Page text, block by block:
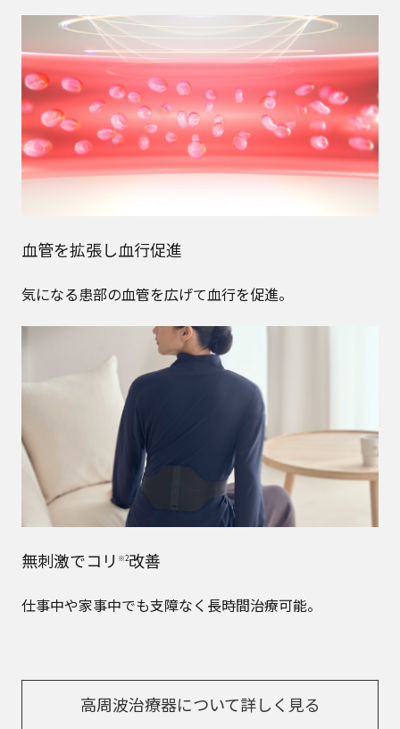
血管を拡張し血行促進
気になる患部の血管を広げて血行を促進。
無刺激でコリ ※2改善
仕事中や家事中でも支障なく長時間治療可能。
高周波治療器について詳しく見る